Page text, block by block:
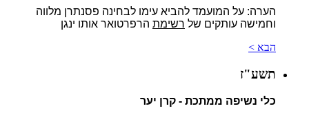
הערה: על המועמד להביא עימו לבחינה פסנתרן מלווה
וחמישה עותקים של רשימת הרפרטואר אותו ינגן
הבא >
תשע"ז
כלי נשיפה ממתכת - קרן יער